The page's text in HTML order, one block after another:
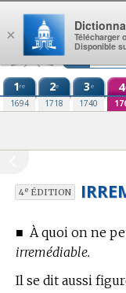
Aller au contenu
1re
1694
2e
1718
3e
1740
4
4eÉDITION
■ À quoi on ne
irremédiable.
Il se dit aussi
×
Télécharger
Disponible